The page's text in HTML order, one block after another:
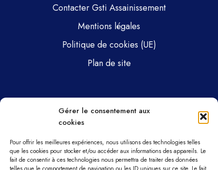
Gérer le consentement aux
cookies
Pour offrir les meilleures expériences, nous utilisons des technologies telles
que les cookies pour stocker et/ou accéder aux informations des appareils. Le
fait de consentir à ces technologies nous permettra de traiter des données
Contacter Gsti Assainissement
Mentions légales
Politique de cookies (UE)
Plan de site
Gsti Mécanique
Gsti Assainissement
Pièces détachées